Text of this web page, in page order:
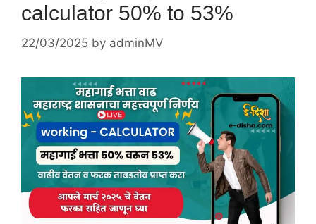
calculator 50% to 53%
22/03/2025 by adminMV